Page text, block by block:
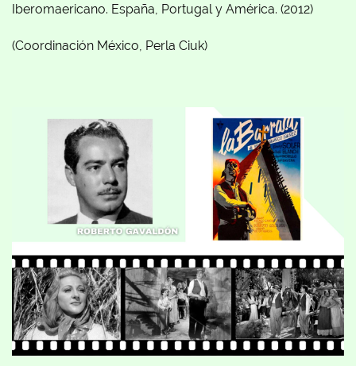
Iberomaericano. España, Portugal y América. (2012)
(Coordinación México, Perla Ciuk)